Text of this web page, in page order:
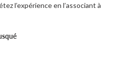
l’expérience en l’associant à